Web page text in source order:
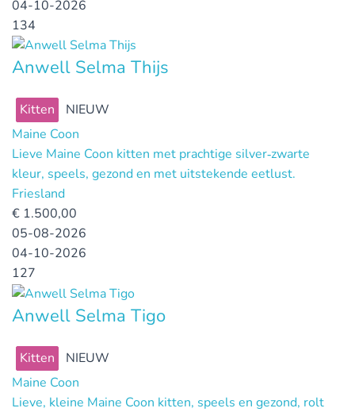
04-10-2026
134
Anwell Selma Thijs
Kitten
NIEUW
Maine Coon
Lieve Maine Coon kitten met prachtige silver‑zwarte
kleur, speels, gezond en met uitstekende eetlust.
Friesland
€ 1.500,00
05-08-2026
04-10-2026
127
Anwell Selma Tigo
Kitten
NIEUW
Maine Coon
Lieve, kleine Maine Coon kitten, speels en gezond, rolt